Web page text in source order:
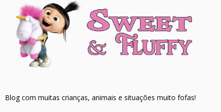
Blog com muitas crianças, animais e situações muito fofas!